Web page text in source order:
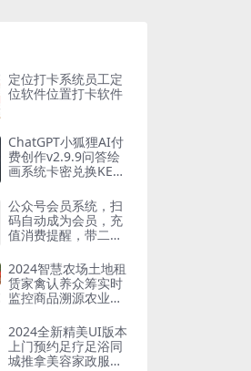
定位打卡系统员工定
位软件位置打卡软件
ChatGPT小狐狸AI付
费创作v2.9.9问答绘
画系统卡密兑换KEY
广小程序
公众号会员系统，扫
码自动成为会员，充
值消费提醒，带二维
2024智慧农场土地租
赁家禽认养众筹实时
监控商品溯源农业商
序源码
2024全新精美UI版本
上门预约足疗足浴同
城推拿美容家政服务